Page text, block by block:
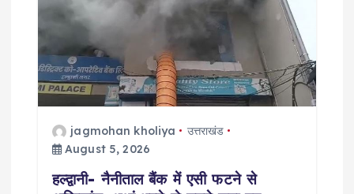
jagmohan kholiya
उत्तराखंड
August 5, 2026
हल्द्वानी- नैनीताल बैंक में एसी फटने से